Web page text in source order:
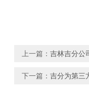
上一篇： 吉林吉分公
下一篇： 吉分为第三